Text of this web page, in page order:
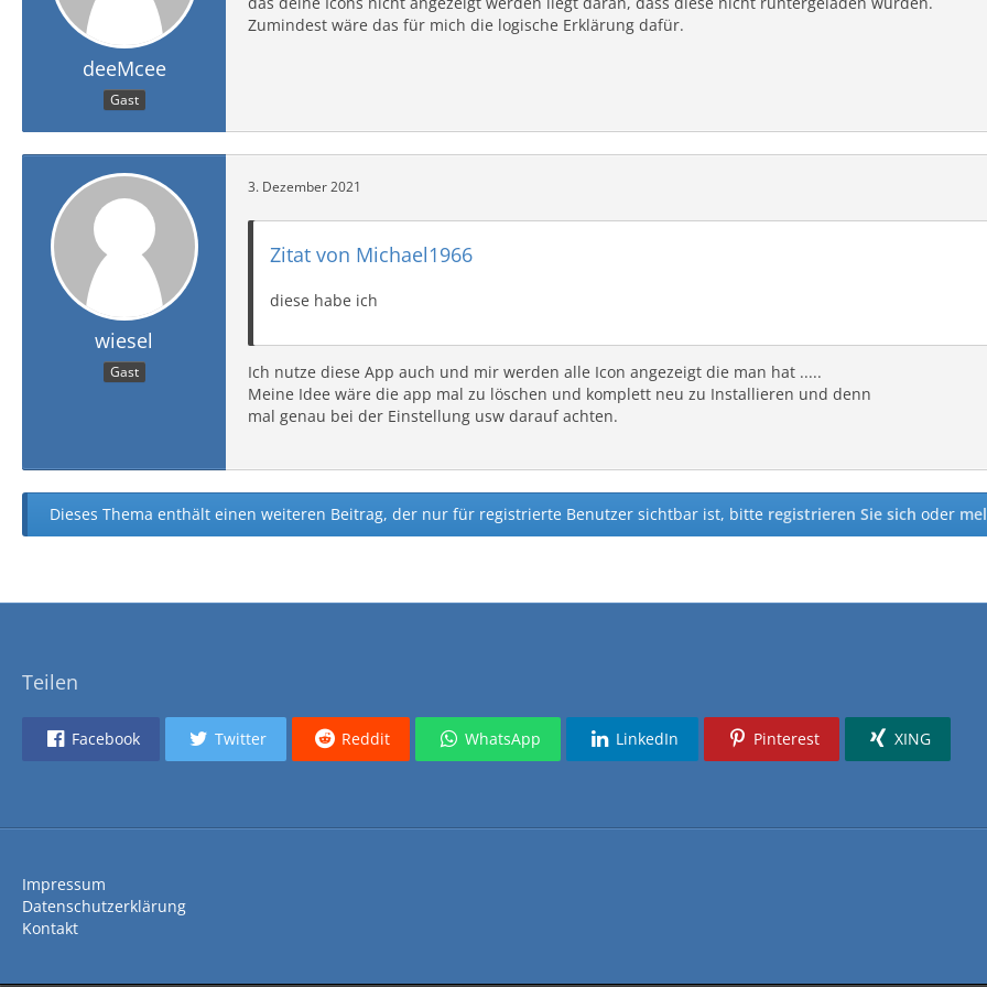
deeMcee
Gast
Zumindest wäre das für mich die logische Erklärung dafür.
wiesel
Gast
3. Dezember 2021
Zitat von Michael1966
diese habe ich
Ich nutze diese App auch und mir werden alle Icon angezeigt die man hat .....
Meine Idee wäre die app mal zu löschen und komplett neu zu Installieren und denn
mal genau bei der Einstellung usw darauf achten.
Dieses Thema enthält einen weiteren Beitrag, der nur für registrierte Benutzer sichtbar ist, bitte registrieren Sie sich oder
Teilen
Facebook Twitter Reddit WhatsApp LinkedIn Pinterest XING
Impressum
Datenschutzerklärung
Kontakt